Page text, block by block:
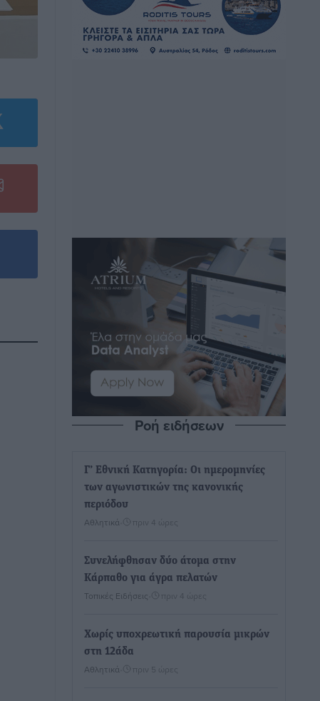
Ροή ειδήσεων
Γ’ Εθνική Κατηγορία: Οι ημερομηνίες
των αγωνιστικών της κανονικής
περιόδου
Αθλητικά πριν 4 ώρες
Συνελήφθησαν δύο άτομα στην
Κάρπαθο για άγρα πελατών
Τοπικές Ειδήσεις πριν 4 ώρες
Χωρίς υποχρεωτική παρουσία μικρών
στη 12άδα
Αθλητικά πριν 5 ώρες